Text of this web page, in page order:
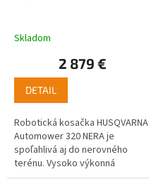
Skladom
2 879 €
DETAIL
Robotická kosačka HUSQVARNA
Automower 320 NERA je
spoľahlivá aj do nerovného
terénu. Vysoko výkonná
robotická kosačka na trávu na